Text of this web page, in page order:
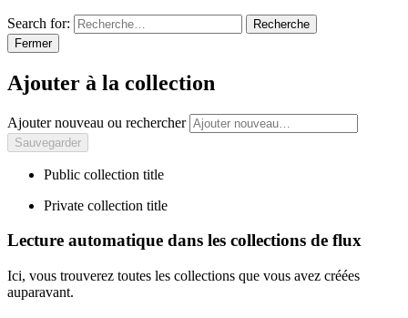
Search for:
Recherche
Fermer
Ajouter à la collection
Ajouter nouveau ou rechercher
Public collection title
Private collection title
Lecture automatique dans les collections de flux
Ici, vous trouverez toutes les collections que vous avez créées
auparavant.